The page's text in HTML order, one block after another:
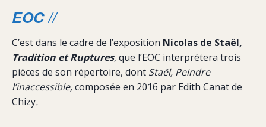
EOC //
C’est dans le cadre de l’exposition Nicolas de Staël,
Tradition et Ruptures, que l’EOC interprétera trois
pièces de son répertoire, dont Staël, Peindre
l’inaccessible,composée en 2016 par Edith Canat de
Chizy.